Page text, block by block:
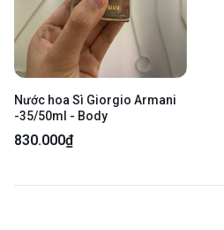
Nước hoa Sì Giorgio Armani
-35/50ml - Body
830.000₫